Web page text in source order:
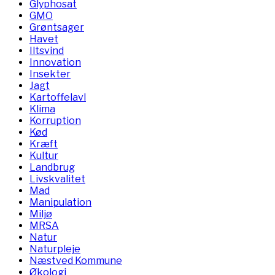
Glyphosat
GMO
Grøntsager
Havet
Iltsvind
Innovation
Insekter
Jagt
Kartoffelavl
Klima
Korruption
Kød
Kræft
Kultur
Landbrug
Livskvalitet
Mad
Manipulation
Miljø
MRSA
Natur
Naturpleje
Næstved Kommune
Økologi